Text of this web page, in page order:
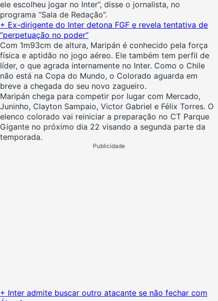
ele escolheu jogar no Inter”, disse o jornalista, no
programa “Sala de Redação”.
+ Ex-dirigente do Inter detona FGF e revela tentativa de
“perpetuação no poder”
Com 1m93cm de altura, Maripán é conhecido pela força
física e aptidão no jogo aéreo. Ele também tem perfil de
líder, o que agrada internamente no Inter. Como o Chile
não está na Copa do Mundo, o Colorado aguarda em
breve a chegada do seu novo zagueiro.
Maripán chega para competir por lugar com Mercado,
Juninho, Clayton Sampaio, Victor Gabriel e Félix Torres. O
elenco colorado vai reiniciar a preparação no CT Parque
Gigante no próximo dia 22 visando a segunda parte da
temporada.
Publicidade
+ Inter admite buscar outro atacante se não fechar com